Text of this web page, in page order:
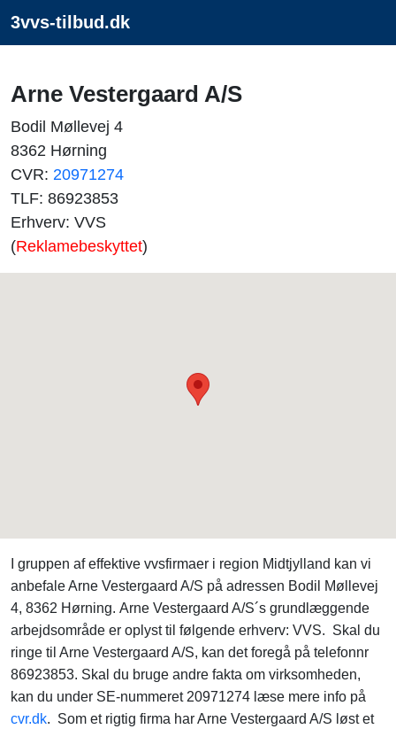
3vvs-tilbud.dk
Arne Vestergaard A/S
Bodil Møllevej 4
8362 Hørning
CVR: 20971274
TLF: 86923853
Erhverv: VVS
(Reklamebeskyttet)
I gruppen af effektive vvsfirmaer i region Midtjylland kan vi
anbefale Arne Vestergaard A/S på adressen Bodil Møllevej
4, 8362 Hørning. Arne Vestergaard A/S´s grundlæggende
arbejdsområde er oplyst til følgende erhverv: VVS. Skal du
ringe til Arne Vestergaard A/S, kan det foregå på telefonnr
86923853. Skal du bruge andre fakta om virksomheden,
kan du under SE-nummeret 20971274 læse mere info på
cvr.dk. Som et rigtig firma har Arne Vestergaard A/S løst et